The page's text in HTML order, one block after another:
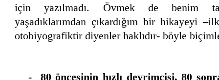
için yazılmadı. Övmek de benim
yaşadıklarımdan çıkardığım bir hikayeyi
otobiyografiktir diyenler haklıdır- böyle
- 80 öncesinin hızlı devrimcisi, 80